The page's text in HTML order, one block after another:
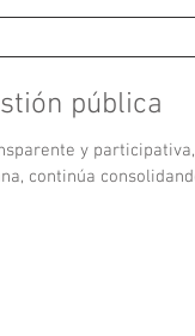
pública
y
continúa